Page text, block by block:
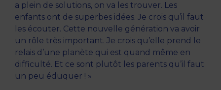
a plein de solutions, on va les trouver. Les
enfants ont de superbes idées. Je crois qu’il faut
les écouter. Cette nouvelle génération va avoir
un rôle très important. Je crois qu’elle prend le
relais d’une planète qui est quand même en
difficulté. Et ce sont plutôt les parents qu’il faut
un peu éduquer ! »